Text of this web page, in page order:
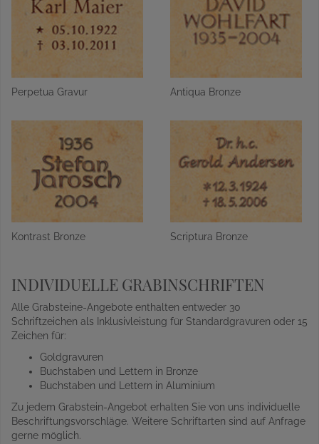
Perpetua Gravur Antiqua Bronze
Kontrast Bronze Scriptura Bronze
INDIVIDUELLE GRABINSCHRIFTEN
Alle Grabsteine-Angebote enthalten entweder 30
Schriftzeichen als Inklusivleistung für Standardgravuren oder 15
Zeichen für:
Goldgravuren
Buchstaben und Lettern in Bronze
Buchstaben und Lettern in Aluminium
Zu jedem Grabstein-Angebot erhalten Sie von uns individuelle
Beschriftungsvorschläge. Weitere Schriftarten sind auf Anfrage
gerne möglich.